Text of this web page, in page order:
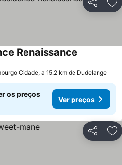
Partilhar
Renaissance
Cidade, a 15.2 km de Dudelange
os preços
Ver preços
Partilhar